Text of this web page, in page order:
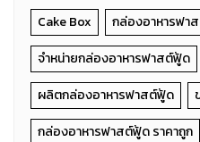
Cake Box
กล่องอาหารฟา
จำหน่ายกล่องอาหารฟาสต์ฟู้ด
ผลิตกล่องอาหารฟาสต์ฟู้ด
กล่องอาหารฟาสต์ฟู้ด ราคาถูก